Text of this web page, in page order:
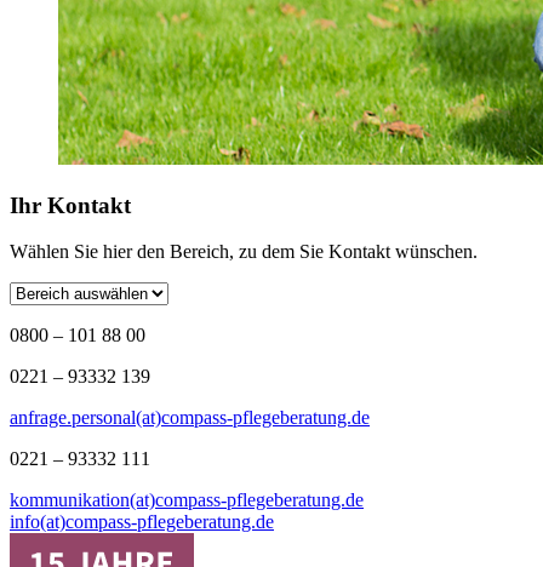
Ihr Kontakt
Wählen Sie hier den Bereich, zu dem Sie Kontakt wünschen.
0800 – 101 88 00
0221 – 93332 139
anfrage.personal(at)compass-pflegeberatung.de
0221 – 93332 111
kommunikation(at)compass-pflegeberatung.de
info(at)compass-pflegeberatung.de